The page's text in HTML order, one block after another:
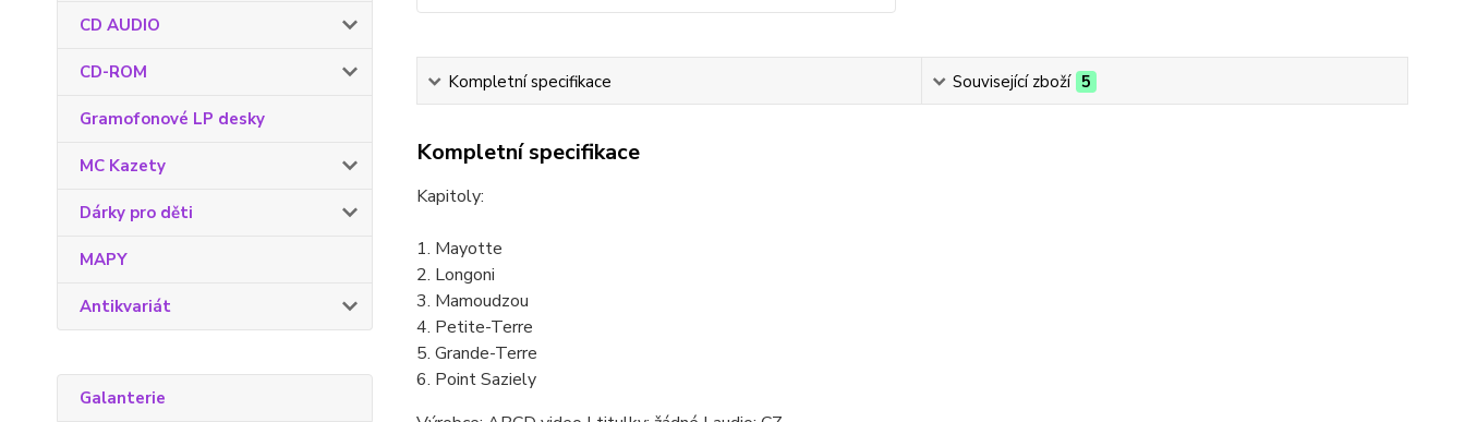
CD AUDIO
CD-ROM
Gramofonové LP desky
MC Kazety
Dárky pro děti
MAPY
Antikvariát
Galanterie
Kompletní specifikace Související zboží 5
Kompletní specifikace
Kapitoly:
1. Mayotte
2. Longoni
3. Mamoudzou
4. Petite-Terre
5. Grande-Terre
6. Point Saziely